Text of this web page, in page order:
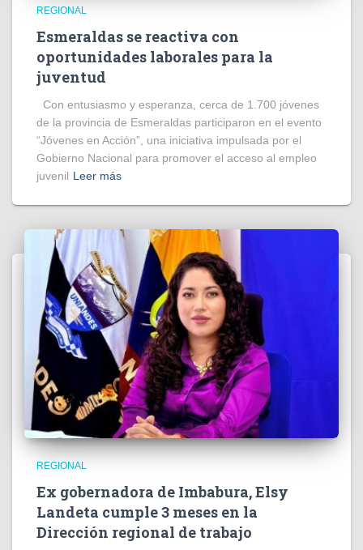
REGIONAL
Esmeraldas se reactiva con
oportunidades laborales para la
juventud
Con entusiasmo y esperanza, cerca de 1.700 jóvenes
de la provincia de Esmeraldas participaron en el evento
“Jóvenes en Acción”, una iniciativa impulsada por el
Gobierno Nacional para promover el acceso al empleo
juvenil Leer más
REGIONAL
Ex gobernadora de Imbabura, Elsy
Landeta cumple 3 meses en la
Dirección regional de trabajo